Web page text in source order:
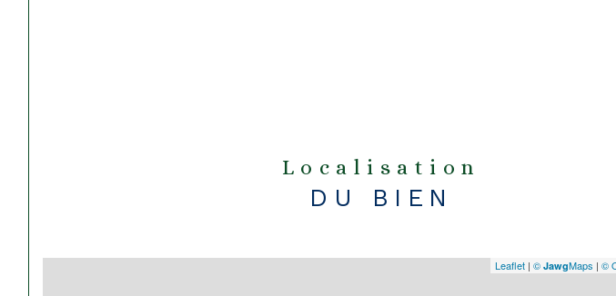
Localisation
DU BIEN
Leaflet |©JawgMaps |©